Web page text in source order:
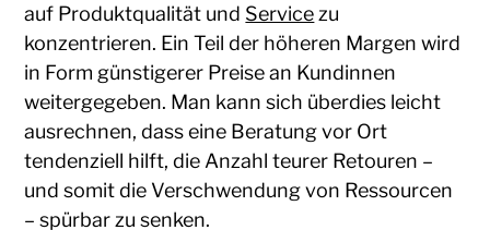
auf Produktqualität und Servicezu
konzentrieren. Ein Teil der höheren Margen wird
in Form günstigerer Preise an Kundinnen
weitergegeben. Man kann sich überdies leicht
ausrechnen, dass eine Beratung vor Ort
tendenziell hilft, die Anzahl teurer Retouren –
und somit die Verschwendung von Ressourcen
– spürbar zu senken.